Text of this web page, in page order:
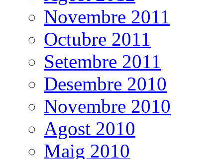
Novembre 2011
Octubre 2011
Setembre 2011
Desembre 2010
Novembre 2010
Agost 2010
Maig 2010